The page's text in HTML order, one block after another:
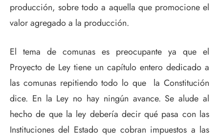
producción, sobre todo a aquella que promocione el
valor agregado a la producción.
El tema de comunas es preocupante ya que el
Proyecto de Ley tiene un capítulo entero dedicado a
las comunas repitiendo todo lo que la Constitución
dice. En la Ley no hay ningún avance. Se alude al
hecho de que la ley debería decir qué pasa con las
Instituciones del Estado que cobran impuestos a las